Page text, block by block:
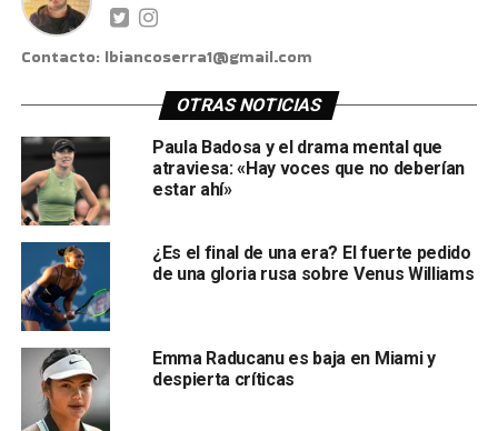
Contacto: lbiancoserra1@gmail.com
OTRAS NOTICIAS
Paula Badosa y el drama mental que
atraviesa: «Hay voces que no deberían
estar ahí»
¿Es el final de una era? El fuerte pedido
de una gloria rusa sobre Venus Williams
Emma Raducanu es baja en Miami y
despierta críticas